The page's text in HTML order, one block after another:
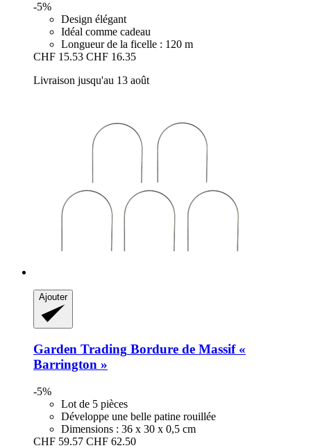
-5%
Design élégant
Idéal comme cadeau
Longueur de la ficelle : 120 m
CHF 15.53 CHF 16.35
Livraison jusqu'au 13 août
Ajouter
Garden Trading Bordure de Massif «
Barrington »
-5%
Lot de 5 pièces
Développe une belle patine rouillée
Dimensions : 36 x 30 x 0,5 cm
CHF 59.57 CHF 62.50